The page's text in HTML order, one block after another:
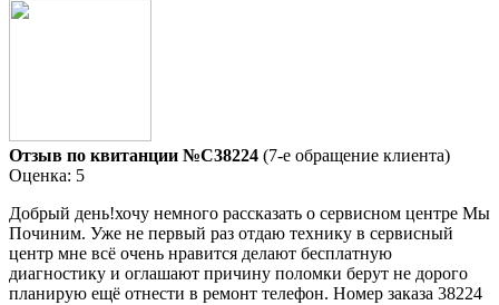
Отзыв по квитанции №C38224 (7-е обращение клиента)
Оценка: 5
Добрый день!хочу немного рассказать о сервисном центре Мы
Починим. Уже не первый раз отдаю технику в сервисный
центр мне всё очень нравится делают бесплатную
диагностику и оглашают причину поломки берут не дорого
планирую ещё отнести в ремонт телефон. Номер заказа 38224